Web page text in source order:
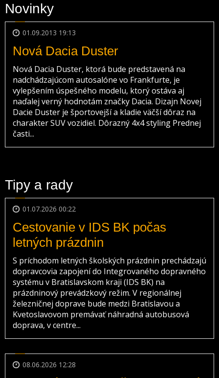
Novinky
01.09.2013 19:13
Nová Dacia Duster
Nová Dacia Duster, ktorá bude predstavená na
nadchádzajúcom autosalóne vo Frankfurte, je
vylepšením úspešného modelu, ktorý ostáva aj
naďalej verný hodnotám značky Dacia. Dizajn Novej
Dacie Duster je športovejší a kladie väčší dôraz na
charakter SUV vozidiel. Dôrazný 4x4 styling Prednej
časti...
Tipy a rady
01.07.2026 00:22
Cestovanie v IDS BK počas
letných prázdnin
S príchodom letných školských prázdnin prechádzajú
dopravcovia zapojení do Integrovaného dopravného
systému v Bratislavskom kraji (IDS BK) na
prázdninový prevádzkový režim. V regionálnej
železničnej doprave bude medzi Bratislavou a
Kvetoslavovom premávať náhradná autobusová
doprava, v centre...
08.06.2026 12:28